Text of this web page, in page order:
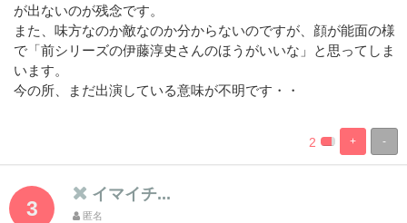
が出ないのが残念です。
また、味方なのか敵なのか分からないのですが、顔が能面の様
で「前シリーズの伊藤淳史さんのほうがいいな」と思ってしま
います。
今の所、まだ出演している意味が不明です・・
-
+
%
Complete
100%
Complete
2
3
イマイチ...
匿名